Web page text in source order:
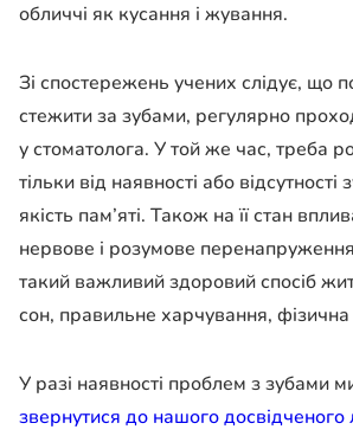
обличчі як кусання і жування.
Зі спостережень учених слідує, що
стежити за зубами, регулярно
у стоматолога. У той же час, треба
тільки від наявності або відсутності
якість пам’яті. Також на її стан
нервове і розумове
такий важливий здоровий спосіб
сон, правильне харчування, фізична
У разі наявності проблем з зубами
звернутися до нашого досвідченого